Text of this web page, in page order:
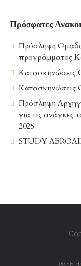
Πρόσφατες
Πρόσληψη
προγράμματος
Κατασκηνώσεις
Κατασκηνώσεις
Πρόσληψη
για τις ανάγκες
2025
STUDY